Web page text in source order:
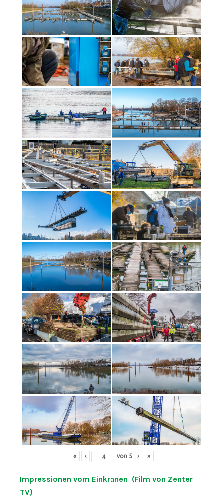
« ‹ von 5 › »
Impressionen vom Einkranen (Film von Zenter
TV)